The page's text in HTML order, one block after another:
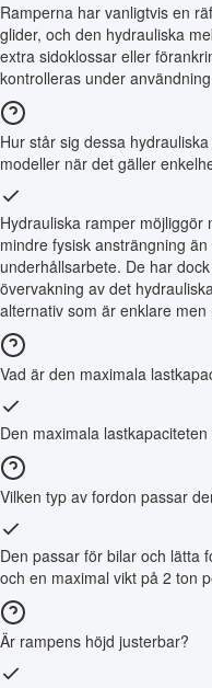
Ramperna har vanligtvis en
glider, och den hydrauliska
extra sidoklossar eller
kontrolleras under
Hur står sig dessa
modeller när det gäller
Hydrauliska ramper
mindre fysisk ansträngning
underhållsarbete. De har
övervakning av det
alternativ som är enklare
Vad är den maximala
Den maximala
Vilken typ av fordon passar
Den passar för bilar och lätta
och en maximal vikt på 2 ton
Är rampens höjd justerbar?